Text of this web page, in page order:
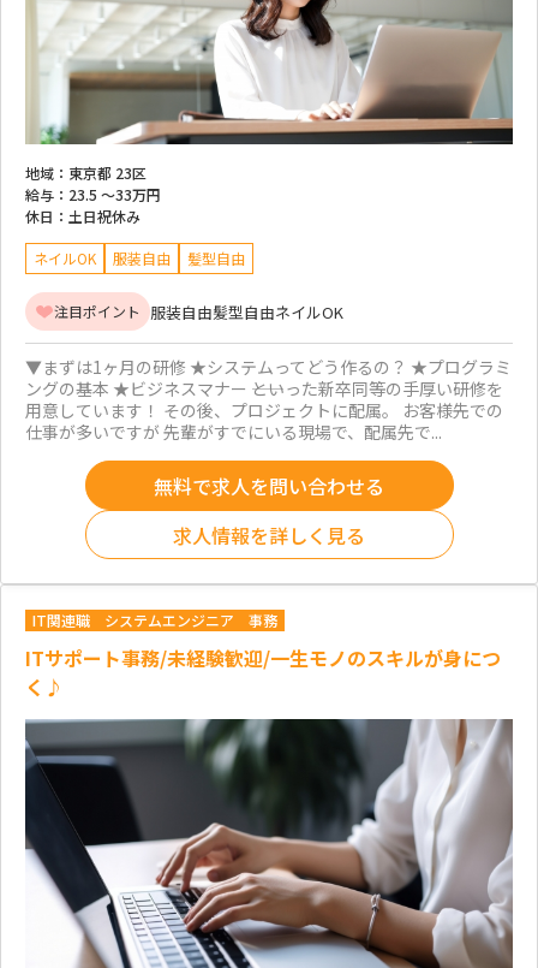
地域： 東京都 23区
給与： 23.5 ～33万円
休日： 土日祝休み
ネイルOK 服装自由 髪型自由
注目ポイント 服装自由髪型自由ネイルOK
▼まずは1ヶ月の研修 ★システムってどう作るの？ ★プログラミ
ングの基本 ★ビジネスマナー ――といった新卒同等の手厚い研修を
用意しています！ その後、プロジェクトに配属。 お客様先での
仕事が多いですが 先輩がすでにいる現場で、配属先で...
無料で求人を問い合わせる
求人情報を詳しく見る
IT関連職 システムエンジニア 事務
ITサポート事務/未経験歓迎/一生モノのスキルが身につ
く♪